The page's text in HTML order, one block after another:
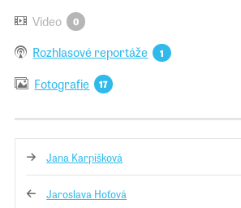
Video 0
Rozhlasové reportáže 1
Fotografie 17
Jana Karpíšková
Jaroslava Hoťová